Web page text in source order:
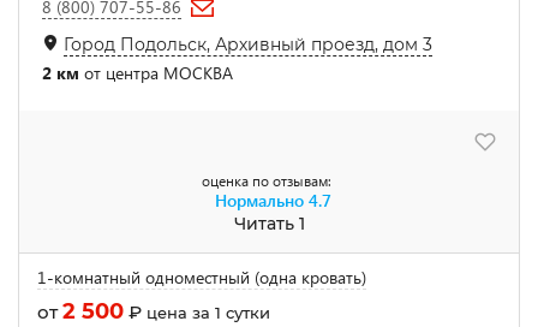
8 (800) 707-55-86
Город Подольск, Архивный проезд, дом 3
2 км от центра МОСКВА
оценка по отзывам:
Нормально 4.7
Читать 1
1-комнатный одноместный (одна кровать)
от2 500 ₽ цена за 1 сутки